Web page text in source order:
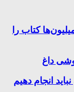
کتاب را
داغ
انجام دهیم